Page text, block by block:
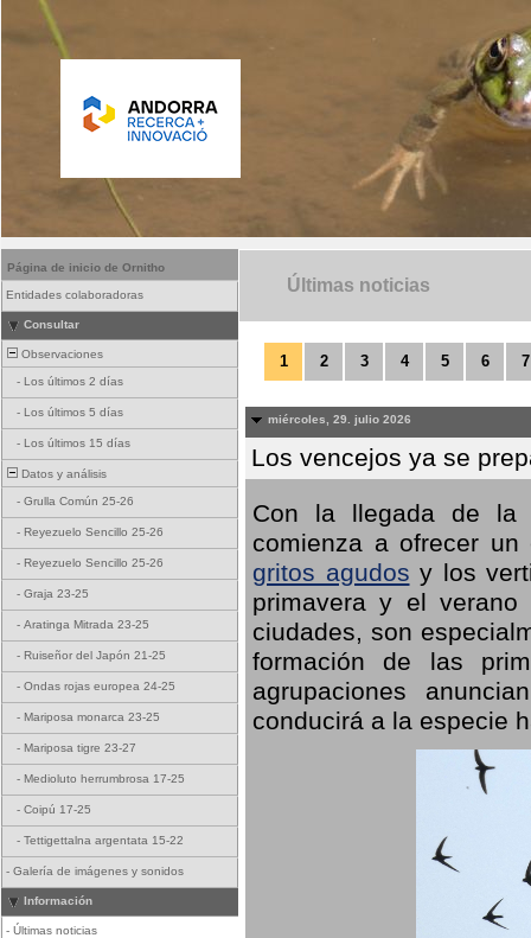
Página de inicio de Ornitho
Entidades colaboradoras
Consultar
Observaciones
- Los últimos 2 días
- Los últimos 5 días
- Los últimos 15 días
Datos y análisis
- Grulla Común 25-26
- Reyezuelo Sencillo 25-26
- Reyezuelo Sencillo 25-26
- Graja 23-25
- Aratinga Mitrada 23-25
- Ruiseñor del Japón 21-25
- Ondas rojas europea 24-25
- Mariposa monarca 23-25
- Mariposa tigre 23-27
- Medioluto herrumbrosa 17-25
- Coipú 17-25
- Tettigettalna argentata 15-22
- Galería de imágenes y sonidos
Información
- Últimas noticias
Últimas noticias
1 2 3 4 5 6 7
miércoles, 29. julio 2026
Los vencejos ya se
Con la llegada de la
comienza a ofrecer un
gritos agudos y los
primavera y el
ciudades, son
formación de las
agrupaciones
conducirá a la especie